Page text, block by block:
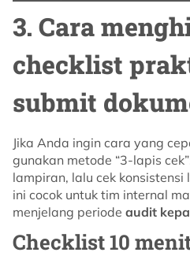
3. Cara
checklist
submit
Jika Anda ingin cara yang
gunakan metode “3-lapis
lampiran, lalu cek konsistensi
ini cocok untuk tim internal
menjelang periode audit
Checklist 10